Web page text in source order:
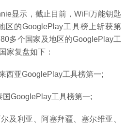
显示，截止目前，WiFi万能钥匙
区的GooglePlay工具榜上斩获第
多个国家及地区的GooglePlay工
家复盘如下：
西亚GooglePlay工具榜第一;
GooglePlay工具榜第一;
及利亚、阿塞拜疆、塞尔维亚、